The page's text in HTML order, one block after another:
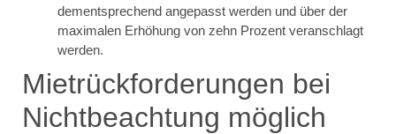
dementsprechend angepasst werden und über der
maximalen Erhöhung von zehn Prozent veranschlagt
werden.
Mietrückforderungen bei
Nichtbeachtung möglich